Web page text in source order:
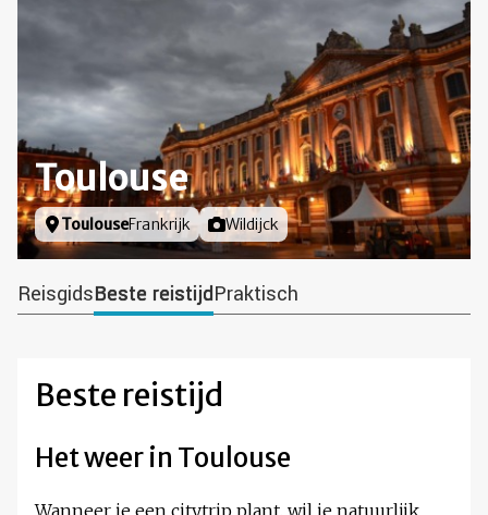
Toulouse
Locatie
ToulouseFrankrijk Foto door
Wildijck
ReisgidsBeste reistijdPraktisch
Beste reistijd
Het weer in Toulouse